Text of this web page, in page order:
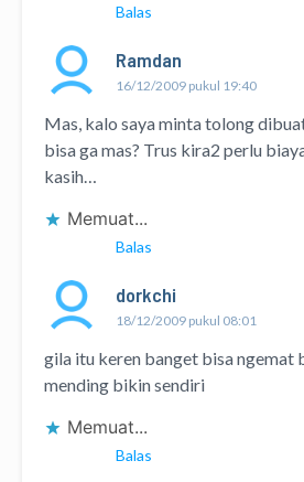
Balas
Ramdan
16/12/2009 pukul 19:40
Mas, kalo saya minta tolong
bisa ga mas? Trus kira2 perlu
kasih…
Memuat...
Balas
dorkchi
18/12/2009 pukul 08:01
gila itu keren banget bisa ngemat
mending bikin sendiri
Memuat...
Balas